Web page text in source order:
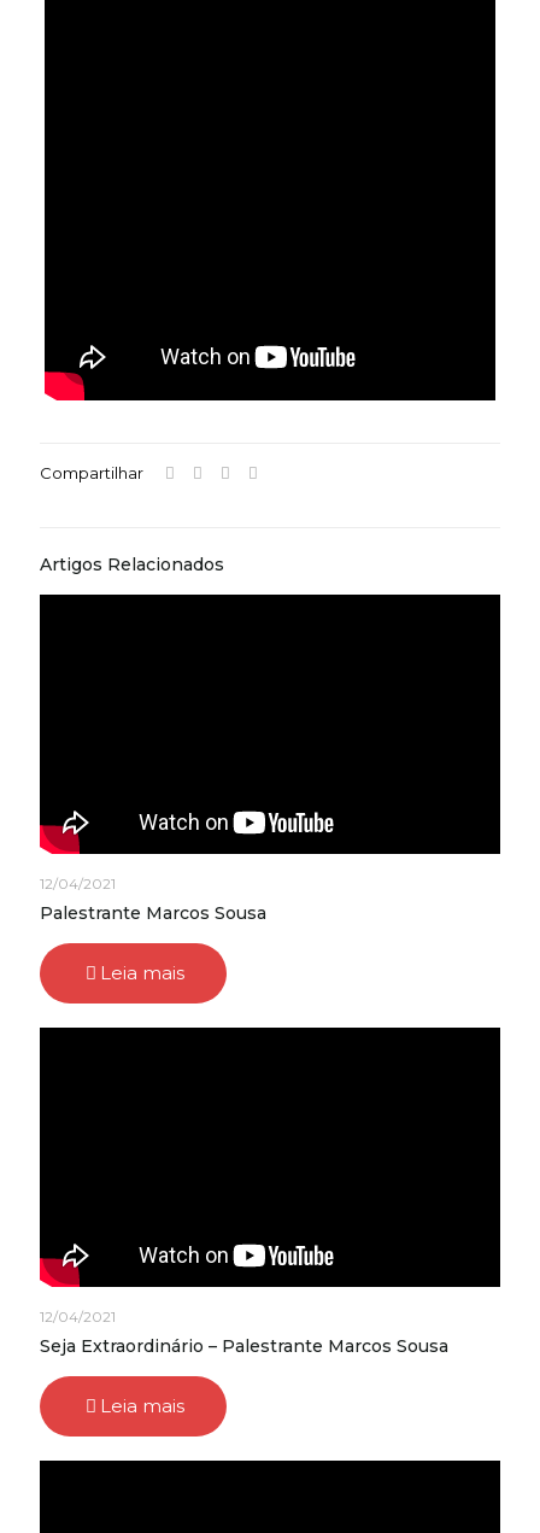
Compartilhar
Artigos Relacionados
12/04/2021
Palestrante Marcos Sousa
Leia mais
12/04/2021
Seja Extraordinário – Palestrante Marcos Sousa
Leia mais